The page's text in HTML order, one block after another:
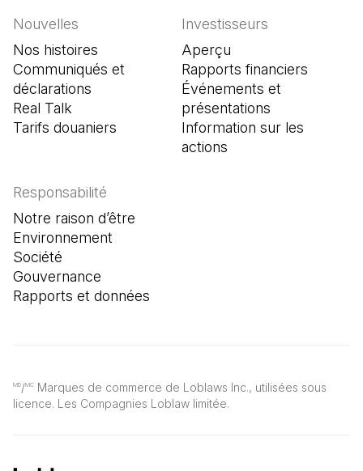
MD/MC Marques de commerce de Loblaws Inc., utilisées sous
licence. Les Compagnies Loblaw limitée.
Nouvelles
Nos histoires
Communiqués et
déclarations
Real Talk
Tarifs douaniers
Investisseurs
Aperçu
Rapports financiers
Événements et
présentations
Information sur les
actions
Responsabilité
Notre raison d’être
Environnement
Société
Gouvernance
Rapports et données